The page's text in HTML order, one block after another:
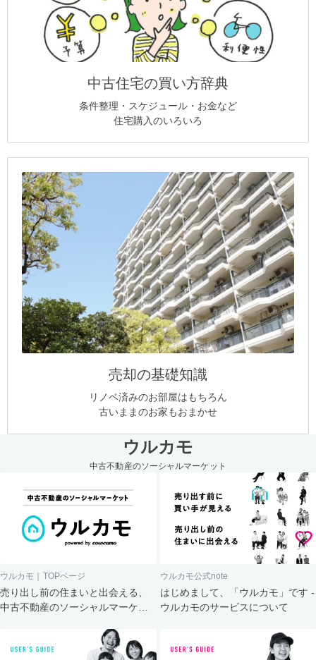
中古住宅の買い方辞典
条件整理・スケジュール・お金など
住宅購入のいろいろ
売却の基礎知識
リノベ済みのお部屋はもちろん
古いままのお家もおまかせ
ウルカモ
中古不動産のソーシャルマーケット
ウルカモ｜TOPページ
売り出し前の住まいと出会える、
中古不動産のソーシャルマーケッ
ウルカモ公式note
はじめまして、「ウルカモ」です -
ウルカモのサービスについて